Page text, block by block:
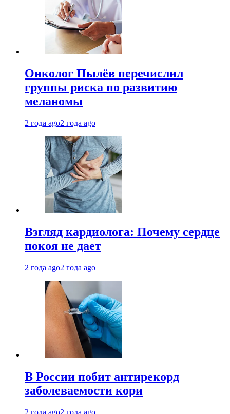
Онколог Пылёв перечислил
группы риска по развитию
меланомы
2 года ago2 года ago
Взгляд кардиолога: Почему сердце
покоя не дает
2 года ago2 года ago
В России побит антирекорд
заболеваемости кори
2 года ago2 года ago